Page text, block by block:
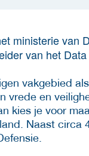
ministerie van
van het
vakgebied
vrede en
kies je voor
Naast circa